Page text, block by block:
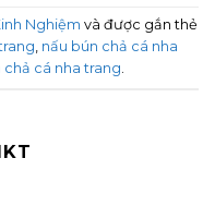
Nghiệm và được gắn thẻ
, nấu bún chả cá nha
cá nha trang.